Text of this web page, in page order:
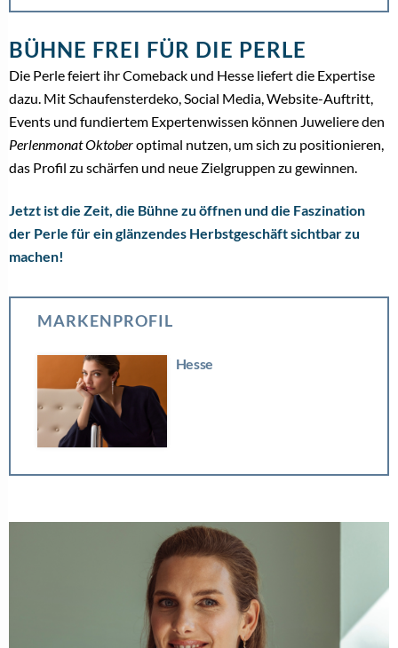
BÜHNE FREI FÜR DIE PERLE
Die Perle feiert ihr Comeback und Hesse liefert die Expertise
dazu. Mit Schaufensterdeko, Social Media, Website-Auftritt,
Events und fundiertem Expertenwissen können Juweliere den
Perlenmonat Oktoberoptimal nutzen, um sich zu positionieren,
das Profil zu schärfen und neue Zielgruppen zu gewinnen.
Jetzt ist die Zeit, die Bühne zu öffnen und die Faszination
der Perle für ein glänzendes Herbstgeschäft sichtbar zu
machen!
MARKENPROFIL
Hesse